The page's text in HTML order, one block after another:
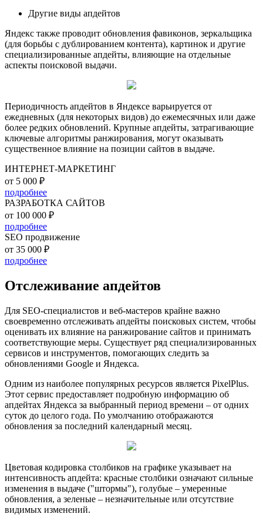
Другие виды апдейтов
Яндекс также проводит обновления фавиконов, зеркальщика
(для борьбы с дублированием контента), картинок и другие
специализированные апдейты, влияющие на отдельные
аспекты поисковой выдачи.
Периодичность апдейтов в Яндексе варьируется от
ежедневных (для некоторых видов) до ежемесячных или даже
более редких обновлений. Крупные апдейты, затрагивающие
ключевые алгоритмы ранжирования, могут оказывать
существенное влияние на позиции сайтов в выдаче.
ИНТЕРНЕТ-МАРКЕТИНГ
от 5 000 ₽
подробнее
РАЗРАБОТКА САЙТОВ
от 100 000 ₽
подробнее
SEO продвижение
от 35 000 ₽
подробнее
Отслеживание апдейтов
Для SEO-специалистов и веб-мастеров крайне важно
своевременно отслеживать апдейты поисковых систем, чтобы
оценивать их влияние на ранжирование сайтов и принимать
соответствующие меры. Существует ряд специализированных
сервисов и инструментов, помогающих следить за
обновлениями Google и Яндекса.
Одним из наиболее популярных ресурсов является PixelPlus.
Этот сервис предоставляет подробную информацию об
апдейтах Яндекса за выбранный период времени – от одних
суток до целого года. По умолчанию отображаются
обновления за последний календарный месяц.
Цветовая кодировка столбиков на графике указывает на
интенсивность апдейта: красные столбики означают сильные
изменения в выдаче ("штормы"), голубые – умеренные
обновления, а зеленые – незначительные или отсутствие
видимых изменений.